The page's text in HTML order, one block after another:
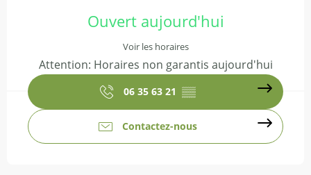
Ouvert aujourd'hui
Voir les horaires
Attention: Horaires non garantis aujourd'hui
06 35 63 21 ▒▒
Contactez-nous